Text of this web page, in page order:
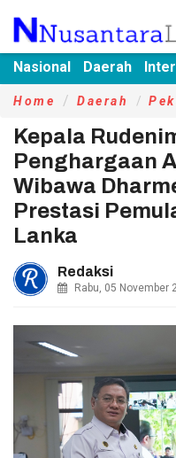
Nasional Daerah
Home Daerah
Kepala
Penghargaan
Wibawa
Prestasi
Lanka
Redaksi
Rabu, 05 November